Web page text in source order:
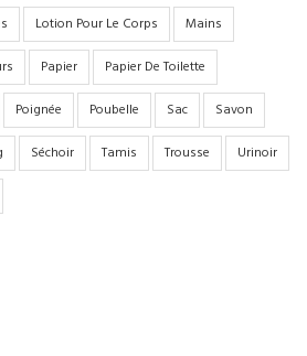
Lotion Pour Le Corps
Mains
Papier
Papier De Toilette
Poignée Poubelle Sac
Savon
Séchoir Tamis Trousse
Urinoir